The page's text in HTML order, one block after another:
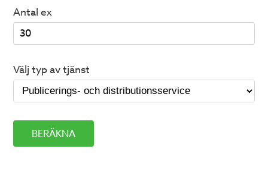
Antal ex
Välj typ av tjänst
BERÄKNA